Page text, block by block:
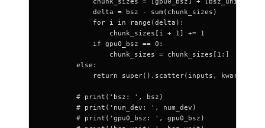
            delta = bsz - sum(chunk_sizes)
            for i in range(delta):
                chunk_sizes[i + 1] += 1
            if gpu0_bsz == 0:
                chunk_sizes = chunk_sizes[1:]
        else:
return super().scatter(inputs, kwargs,
        # print('bsz: ', bsz)
        # print('num_dev: ', num_dev)
        # print('gpu0_bsz: ', gpu0_bsz)